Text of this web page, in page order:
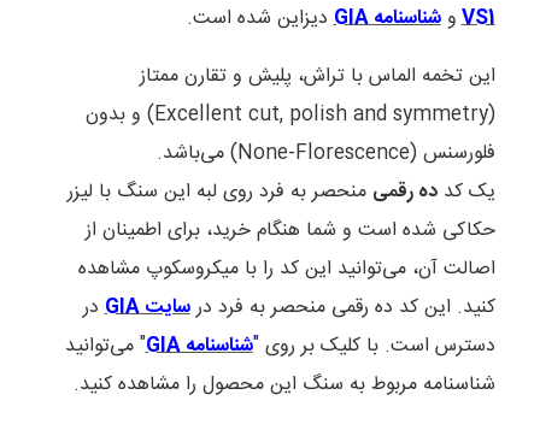
VS1وشناسنامه GIA
دیزاین شده است.
این تخمه الماس با تراش، پلیش و تقارن ممتاز
(Excellent cut, polish and symmetry) و بدون
فلورسنس (None-Florescence) می‌باشد.
یک کدده رقمی منحصر به فرد روی لبه این سنگ با لیزر
حکاکی شده است و شما هنگام خرید، برای اطمینان از
اصالت آن، می‌توانید این کد را با میکروسکوپ مشاهده
کنید. این کد ده رقمی منحصر به فرد درسایت GIA
در
دسترس است. با کلیک بر روی"شناسنامه GIA
" می‌توانید
شناسنامه مربوط به سنگ این محصول را مشاهده کنید.